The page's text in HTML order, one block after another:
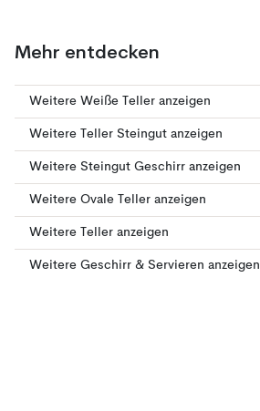
Mehr entdecken
Weitere Weiße Teller anzeigen
Weitere Teller Steingut anzeigen
Weitere Steingut Geschirr anzeigen
Weitere Ovale Teller anzeigen
Weitere Teller anzeigen
Weitere Geschirr & Servieren anzeigen